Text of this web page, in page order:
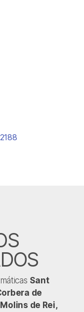
Sant
de
de Rei,